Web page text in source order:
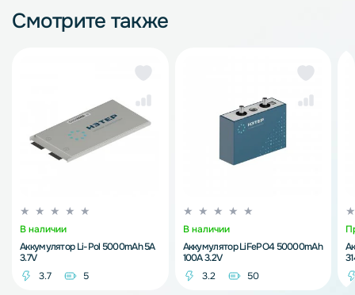
Смотрите также
В наличии
Аккумулятор Li-Pol 5000mAh 5A
3.7V
3.7
5
В наличии
Аккумулятор LiFePO4 50000mAh
100A 3.2V
3.2
50